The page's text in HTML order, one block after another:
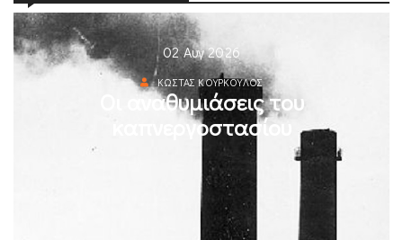
02 Αυγ 2026
ΚΏΣΤΑΣ ΚΟΎΡΚΟΥΛΟΣ
Οι αναθυμιάσεις του
καπνεργοστασίου